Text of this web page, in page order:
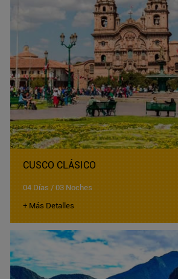
CUSCO CLÁSICO
04 Días / 03 Noches
+ Más Detalles